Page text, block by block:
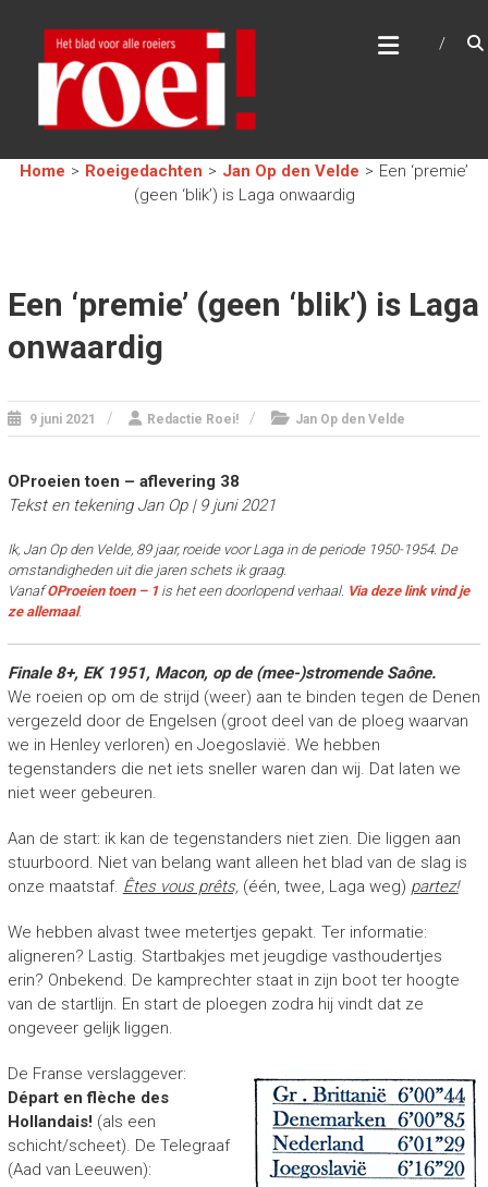
content
R
O
I
!
a
v
r
a
e
r
e
r
s
Home > Roeigedachten > Jan Op den Velde > Een ‘premie’
(geen ‘blik’) is Laga onwaardig
Een ‘premie’ (geen ‘blik’) is Laga
onwaardig
9 juni 2021 Redactie Roei! Jan Op den Velde
OProeien toen – aflevering 38
Tekst en tekening Jan Op | 9 juni 2021
Ik, Jan Op den Velde, 89 jaar, roeide voor Laga in de periode 1950-1954. De
omstandigheden uit die jaren schets ik graag.
VanafOProeien toen – 1is het een doorlopend verhaal. Via deze link vind je
ze allemaal.
Finale 8+, EK 1951, Macon, op de (mee-)stromende Saône.
We roeien op om de strijd (weer) aan te binden tegen de Denen
vergezeld door de Engelsen (groot deel van de ploeg waarvan
we in Henley verloren) en Joegoslavië. We hebben
tegenstanders die net iets sneller waren dan wij. Dat laten we
niet weer gebeuren.
Aan de start: ik kan de tegenstanders niet zien. Die liggen aan
stuurboord. Niet van belang want alleen het blad van de slag is
onze maatstaf. Êtes vous prêts,(één, twee, Laga weg) partez!
We hebben alvast twee metertjes gepakt. Ter informatie:
aligneren? Lastig. Startbakjes met jeugdige vasthoudertjes
erin? Onbekend. De kamprechter staat in zijn boot ter hoogte
van de startlijn. En start de ploegen zodra hij vindt dat ze
ongeveer gelijk liggen.
De Franse verslaggever:
Départ en flèche des
Hollandais! (als een
schicht/scheet). De Telegraaf
(Aad van Leeuwen):